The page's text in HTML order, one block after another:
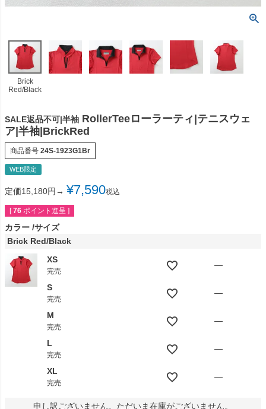
Brick
Red/Black
SALE返品不可|半袖 RollerTeeローラーティ|テニスウェ
ア|半袖|BrickRed
商品番号 24S-1923G1Br
WEB限定
定価15,180円→ ¥7,590税込
[ 76 ポイント進呈 ]
カラー サイズ
Brick Red/Black
XS
完売
—
S
完売
—
M
完売
—
L
完売
—
XL
完売
—
申し訳ございません。ただいま在庫がございません。